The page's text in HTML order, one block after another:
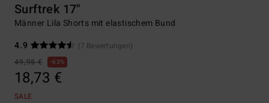
Surftrek 17"
Männer Lila Shorts mit elastischem Bund
4.9
(7 Bewertungen)
49,95 €
63%
18,73 €
SALE